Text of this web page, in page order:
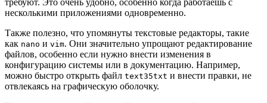
требуют. Это очень удобно, особенно когда работаешь с
несколькими приложениями одновременно.
Также полезно, что упомянуты текстовые редакторы, такие
как nano и vim. Они значительно упрощают редактирование
файлов, особенно если нужно внести изменения в
конфигурацию системы или в документацию. Например,
можно быстро открыть файл text35txt и внести правки, не
отвлекаясь на графическую оболочку.